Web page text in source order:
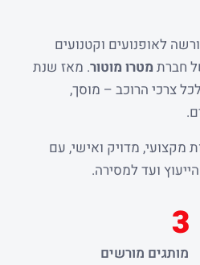
לאופנועים וקטנועים
חברת מטרו מוטור. מאז שנת
לכל צרכי הרוכב – מוסך,
מקצועי, מדויק ואישי, עם
ועד למסירה.
3
מותגים מורשים